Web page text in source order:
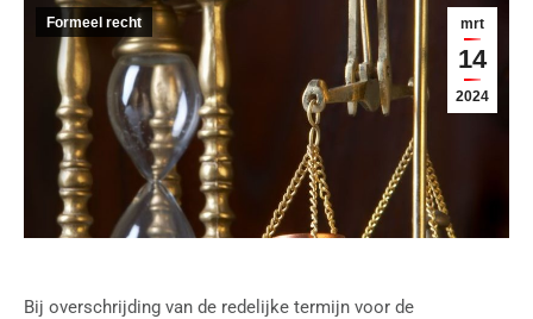
mrt
14
2024
Formeel recht
Bij overschrijding van de redelijke termijn voor de